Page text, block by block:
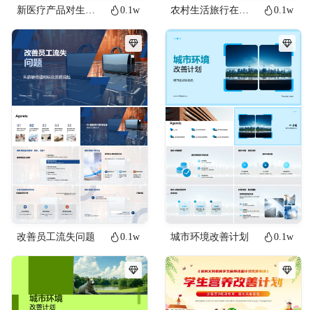
0.1w 0.1w
改善员工流失问题 0.1w 城市环境改善计划 0.1w